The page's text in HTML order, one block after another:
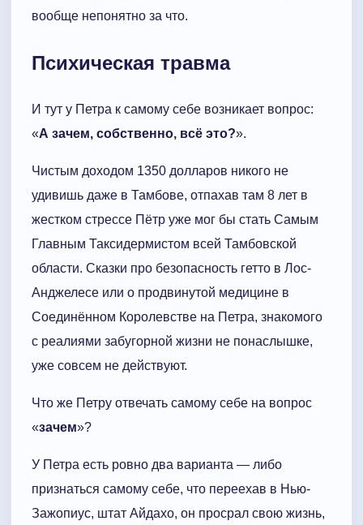
вообще непонятно за что.
Психическая травма
И тут у Петра к самому себе возникает вопрос:
«А зачем, собственно, всё это?».
Чистым доходом 1350 долларов никого не
удивишь даже в Тамбове, отпахав там 8 лет в
жестком стрессе Пётр уже мог бы стать Самым
Главным Таксидермистом всей Тамбовской
области. Сказки про безопасность гетто в Лос-
Анджелесе или о продвинутой медицине в
Соединённом Королевстве на Петра, знакомого
с реалиями забугорной жизни не понаслышке,
уже совсем не действуют.
Что же Петру отвечать самому себе на вопрос
«зачем»?
У Петра есть ровно два варианта — либо
признаться самому себе, что переехав в Нью-
Зажопиус, штат Айдахо, он просрал свою жизнь,